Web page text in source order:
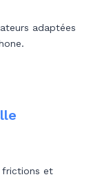
adaptées
frictions et